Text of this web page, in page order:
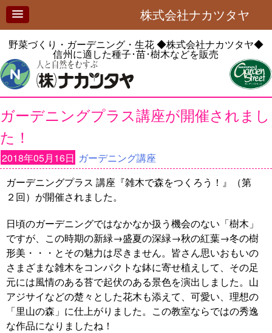
株式会社ナカツタヤ
野菜づくり・ガーデニング・生花◆株式会社ナカツタヤ◆
信州に適した種子･苗･樹木などを販売
ガーデニングプラス講座が開催されまし
た！
2018年05月16日 ガーデニング講座
ガーデニングプラス 講座『雑木で森をつくろう！』（第
２回）が開催されました。
日頃のガーデニングではなかなか扱う機会のない「樹木」
ですが、この時期の新緑→盛夏の深緑→秋の紅葉→冬の樹
形美・・・とその魅力は尽きません。皆さん思いおもいの
さまざまな雑木をコンパクトな鉢に寄せ植えして、その足
元には風情のある苔で起伏のある景色を演出しました。山
アジサイなどの楚々とした花木も添えて、可愛い、理想の
「里山の森」に仕上がりました。この教室ならではの秀逸
な作品になりましたね！